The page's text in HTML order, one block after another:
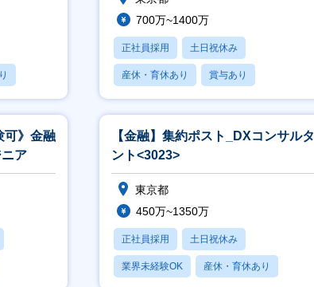
700万~1400万
正社員採用 土日祝休み
産休・育休あり 賞与あり
フレックス
可》金融
ア
【金融】集約ポスト_DXコンサルタ
ント<3023>
東京都
450万~1350万
正社員採用 土日祝休み
業界未経験OK 産休・育休あり